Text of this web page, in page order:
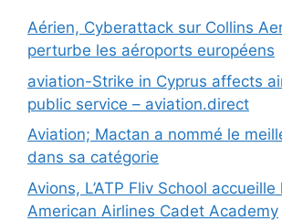
Aérien, Cyberattack sur Collins
perturbe les aéroports européens
aviation-Strike in Cyprus affects
public service – aviation.direct
Aviation; Mactan a nommé le
dans sa catégorie
Avions, L’ATP Fliv School
American Airlines Cadet Academy